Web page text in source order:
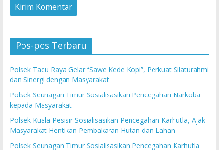
Pos-pos Terbaru
Polsek Tadu Raya Gelar “Sawe Kede Kopi”, Perkuat Silaturahmi
dan Sinergi dengan Masyarakat
Polsek Seunagan Timur Sosialisasikan Pencegahan Narkoba
kepada Masyarakat
Polsek Kuala Pesisir Sosialisasikan Pencegahan Karhutla, Ajak
Masyarakat Hentikan Pembakaran Hutan dan Lahan
Polsek Seunagan Timur Sosialisasikan Pencegahan Karhutla